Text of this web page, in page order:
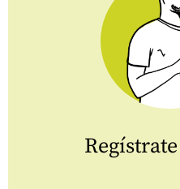
Regístrate